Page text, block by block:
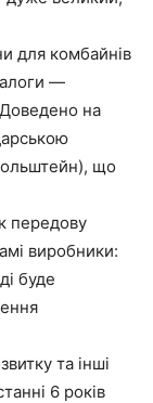
для комбайнів
—
на
що
передову
виробники:
буде
та інші
6 років